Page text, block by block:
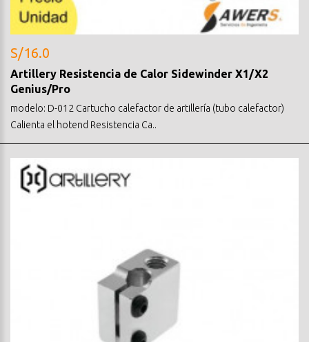
S/16.0
Artillery Resistencia de Calor Sidewinder X1/X2
Genius/Pro
modelo: D-012 Cartucho calefactor de artillería (tubo calefactor)
Calienta el hotend Resistencia Ca..